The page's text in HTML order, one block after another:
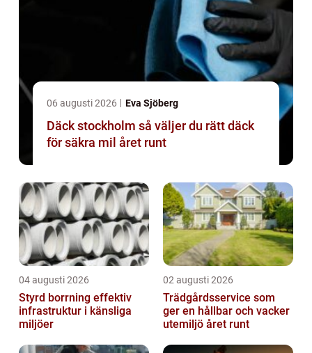
06 augusti 2026 Eva Sjöberg
Däck stockholm så väljer du rätt däck
för säkra mil året runt
04 augusti 2026
Styrd borrning effektiv
infrastruktur i känsliga
miljöer
02 augusti 2026
Trädgårdsservice som
ger en hållbar och vacker
utemiljö året runt